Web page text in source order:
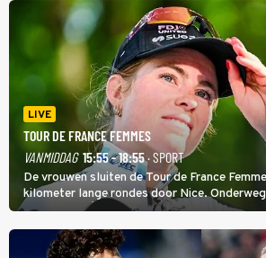
LIVE
TOUR DE FRANCE FEMMES
VANMIDDAG 15:55 - 18:55· SPORT
De vrouwen sluiten de Tour de France
kilometer lange rondes door Nice.
zware Col d'Èze. Aan de finish op de
de eindwinnaar de laatste gele trui.